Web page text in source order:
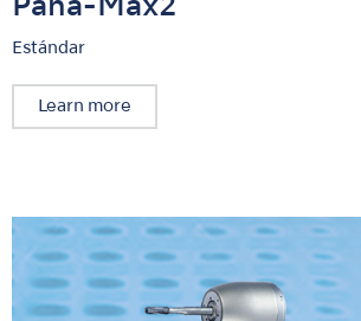
Pana-Max2
Estándar
Learn more